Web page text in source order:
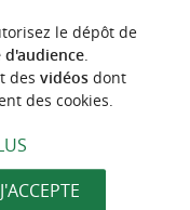
le dépôt de
d'audience.
des vidéosdont
des cookies.
J'ACCEPTE